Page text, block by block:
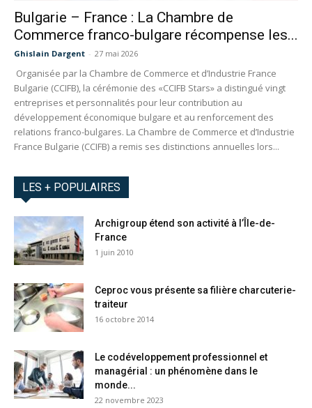
Bulgarie – France : La Chambre de
Commerce franco-bulgare récompense les...
Ghislain Dargent - 27 mai 2026
Organisée par la Chambre de Commerce et d’Industrie France
Bulgarie (CCIFB), la cérémonie des «CCIFB Stars» a distingué vingt
entreprises et personnalités pour leur contribution au
développement économique bulgare et au renforcement des
relations franco-bulgares. La Chambre de Commerce et d’Industrie
France Bulgarie (CCIFB) a remis ses distinctions annuelles lors...
LES + POPULAIRES
Archigroup étend son activité à l’Île-de-
France
1 juin 2010
Ceproc vous présente sa filière charcuterie-
traiteur
16 octobre 2014
Le codéveloppement professionnel et
managérial : un phénomène dans le
monde...
22 novembre 2023